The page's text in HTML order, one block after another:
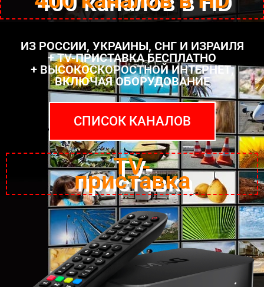
ИЗ РОССИИ, УКРАИНЫ, СНГ И ИЗРАИЛЯ
+ TV-ПРИСТАВКА БЕСПЛАТНО
+ ВЫСОКОСКОРОСТНОЙ ИНТЕРНЕТ,
ВКЛЮЧАЯ ОБОРУДОВАНИЕ
СПИСОК КАНАЛОВ
TV-
приставка